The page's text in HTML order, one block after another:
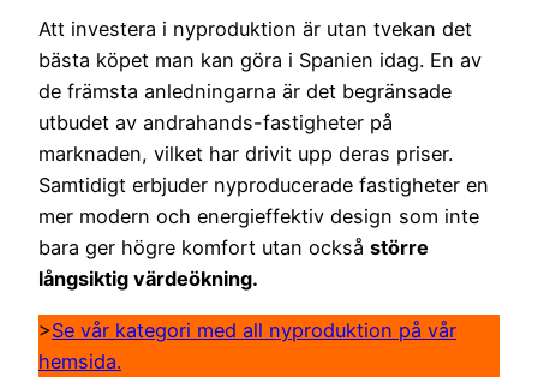
Att investera i nyproduktion är utan tvekan det
bästa köpet man kan göra i Spanien idag. En av
de främsta anledningarna är det begränsade
utbudet av andrahands-fastigheter på
marknaden, vilket har drivit upp deras priser.
Samtidigt erbjuder nyproducerade fastigheter en
mer modern och energieffektiv design som inte
bara ger högre komfort utan också större
långsiktig värdeökning.
>Se vår kategori med all nyproduktion på vår
hemsida.